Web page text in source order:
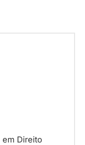
Direito